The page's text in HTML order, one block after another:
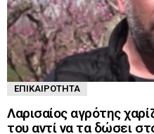
ΕΠΙΚΑΙΡΌΤΗΤΑ
Λαρισαίος αγρότης
του αντί να τα δώσει